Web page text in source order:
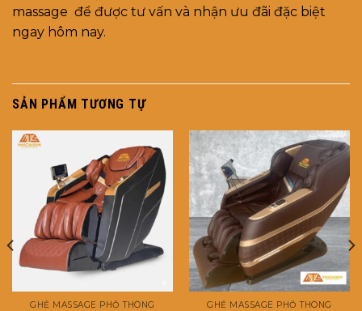
massage để được tư vấn và nhận ưu đãi đặc biệt
ngay hôm nay.
SẢN PHẨM TƯƠNG TỰ
GHẾ MASSAGE PHỔ THÔNG GHẾ MASSAGE PHỔ THÔNG